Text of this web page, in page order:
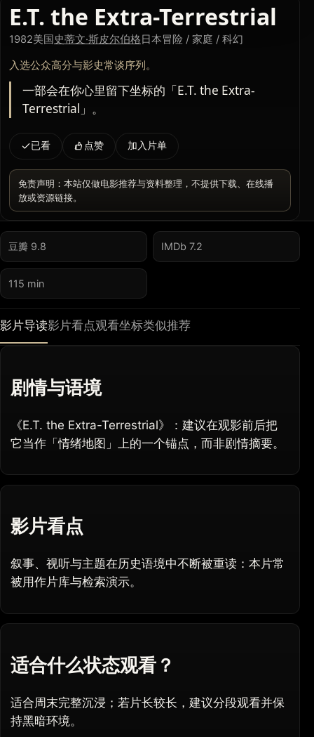
E.T. the Extra-Terrestrial
1982美国史蒂文·斯皮尔伯格日本冒险 / 家庭 / 科幻
入选公众高分与影史常谈序列。
一部会在你心里留下坐标的「E.T. the Extra-
Terrestrial」。
已看 点赞 加入片单
免责声明：本站仅做电影推荐与资料整理，不提供下载、在线播
放或资源链接。
豆瓣 9.8 IMDb 7.2
115 min
影片导读影片看点观看坐标类似推荐
剧情与语境
《E.T. the Extra-Terrestrial》：建议在观影前后把
它当作「情绪地图」上的一个锚点，而非剧情摘要。
影片看点
叙事、视听与主题在历史语境中不断被重读：本片常
被用作片库与检索演示。
适合什么状态观看？
适合周末完整沉浸；若片长较长，建议分段观看并保
持黑暗环境。